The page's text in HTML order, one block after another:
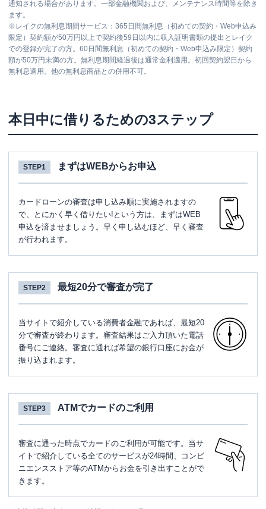
通知される場合があります。一部金融機関および、メンテナンス時間等を除き
ます。
※ レイクの無利息期間サービス：365日間無利息（初めての契約・Web申込み
限定）契約額が50万円以上で契約後59日以内に収入証明書類の提出とレイク
での登録が完了の方。60日間無利息（初めての契約・Web申込み限定）契約
額が50万円未満の方。無利息期間経過後は通常金利適用。初回契約翌日から
無利息適用。他の無利息商品との併用不可。
本日中に借りるための3ステップ
STEP1 まずはWEBからお申込
カードローンの審査は申し込み順に実施されますの
で、とにかく早く借りたい!という方は、まずはWEB
申込を済ませましょう。早く申し込むほど、早く審査
が行われます。
STEP2 最短20分で審査が完了
当サイトで紹介している消費者金融であれば、最短20
分で審査が終わります。審査結果はご入力頂いた電話
番号にご連絡。審査に通れば希望の銀行口座にお金が
振り込まれます。
STEP3 ATMでカードのご利用
審査に通った時点でカードのご利用が可能です。当サ
イトで紹介している全てのサービスが24時間、コンビ
ニエンスストア等のATMからお金を引き出すことがで
きます。